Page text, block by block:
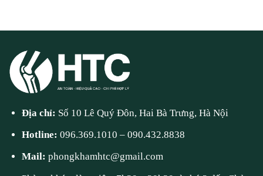
Địa chỉ: Số 10 Lê Quý Đôn, Hai Bà Trưng, Hà Nội
Hotline:096.369.1010 –090.432.8838
Mail:phongkhamhtc@gmail.com